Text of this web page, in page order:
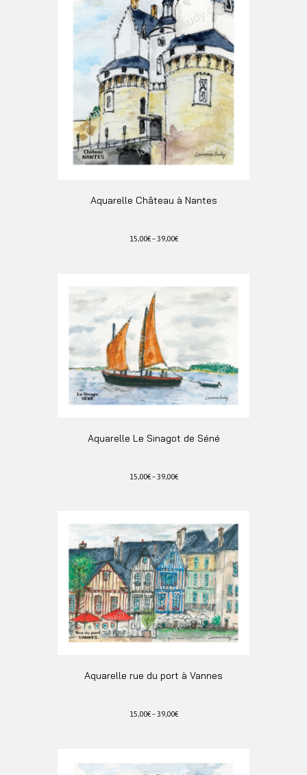
Aquarelle Château à Nantes
15,00€–39,00€
plusieurs
variations.
Les
options
peuvent
être
choisies
sur
la
du
produit
Aquarelle Le Sinagot de Séné
15,00€–39,00€
plusieurs
variations.
Les
options
peuvent
être
choisies
sur
la
produit
Aquarelle rue du port à Vannes
15,00€–39,00€
plusieurs